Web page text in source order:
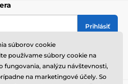
Prihlásiť
súborov cookie
používame súbory cookie na
fungovania, analýzu návštevnosti,
na marketingové účely. So